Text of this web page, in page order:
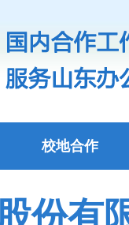
校地合作
份有